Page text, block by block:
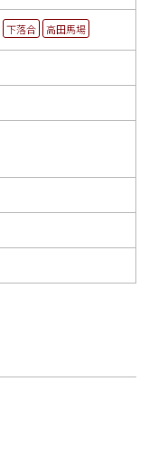
下落合 高田馬場